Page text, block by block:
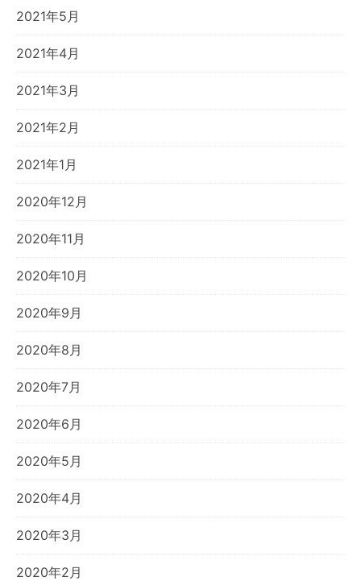
2021年5月
2021年4月
2021年3月
2021年2月
2021年1月
2020年12月
2020年11月
2020年10月
2020年9月
2020年8月
2020年7月
2020年6月
2020年5月
2020年4月
2020年3月
2020年2月